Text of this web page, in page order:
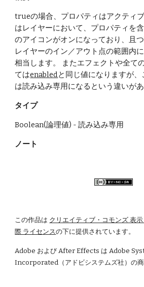
trueの場合、プロパティはアクティ
はレイヤーにおいて、プロパティを
のアイコンがオンになっており、且
レイヤーのイン／アウト点の範囲内
相当します。 またエフェクトや全て
てはenabledと同じ値になりますが
は読み込み専用になるという違いがあ
タイプ
Boolean(論理値) - 読み込み専用
ノート
この作品は クリエイティブ・コモンズ 表
際 ライセンスの下に提供されています。
Adobe および After Effects は Adobe
Incorporated（アドビシステムズ社）の商